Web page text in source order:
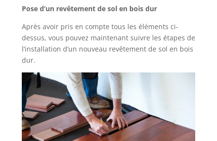
Pose d’un revêtement de sol en bois dur
Après avoir pris en compte tous les éléments ci-
dessus, vous pouvez maintenant suivre les étapes de
l’installation d’un nouveau revêtement de sol en bois
dur.